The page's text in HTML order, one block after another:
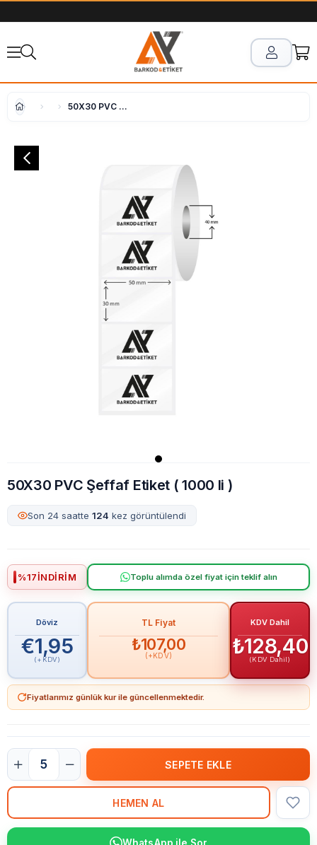
50X30 PVC Şeffaf Etiket ( 1000 li )
50X30 PVC Şeffaf Etiket ( 1000 li )
Son 24 saatte 124 kez görüntülendi
%17İNDIRIM Toplu alımda özel fiyat için teklif alın
Döviz
€1,95
(+KDV)
TL Fiyat
₺107,00
(+KDV)
KDV Dahil
₺128,40
(KDV Dahil)
Fiyatlarımız günlük kur ile güncellenmektedir.